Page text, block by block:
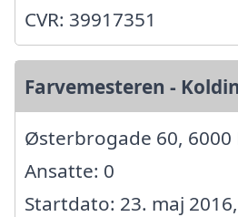
CVR: 39917351
Farvemesteren -
Østerbrogade 60, 6000
Ansatte: 0
Startdato: 23. maj 2016,